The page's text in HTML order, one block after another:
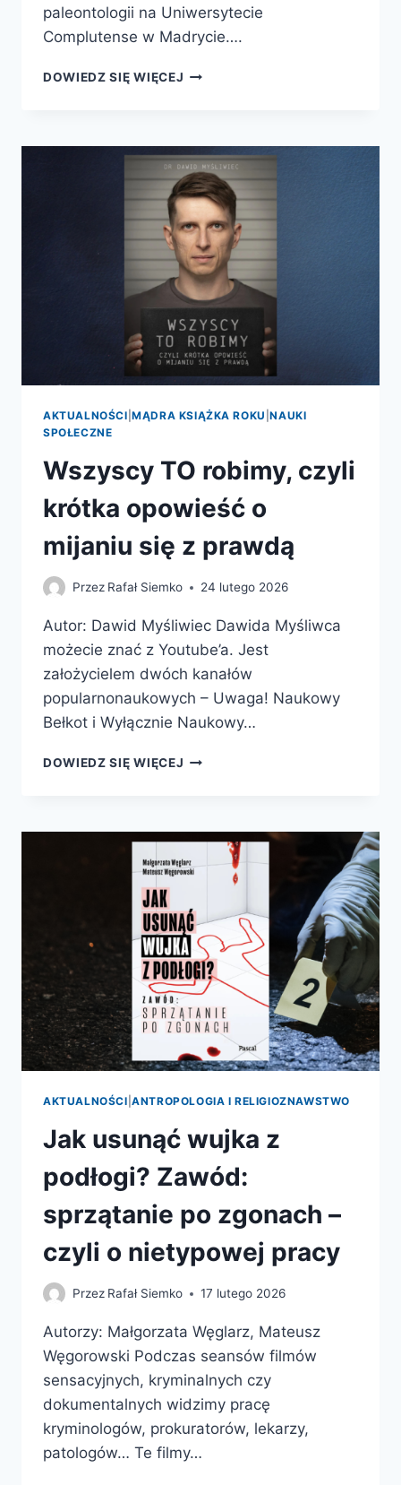
paleontologii na Uniwersytecie
Complutense w Madrycie….
DOWIEDZ SIĘ WIĘCEJ CIAŁO.
LAT
EWOLUCJI
AKTUALNOŚCI |MĄDRA KSIĄŻKA ROKU |NAUKI
SPOŁECZNE
Wszyscy TO robimy, czyli
krótka opowieść o
mijaniu się z prawdą
Przez Rafał Siemko 24 lutego 2026
Autor: Dawid Myśliwiec Dawida Myśliwca
możecie znać z Youtube’a. Jest
założycielem dwóch kanałów
popularnonaukowych – Uwaga! Naukowy
Bełkot i Wyłącznie Naukowy…
DOWIEDZ SIĘ WIĘCEJ WSZYSCY
KRÓTKA
OPOWIEŚĆ
O
MIJANIU
SIĘ
Z
PRAWDĄ
AKTUALNOŚCI |ANTROPOLOGIA I RELIGIOZNAWSTWO
Jak usunąć wujka z
podłogi? Zawód:
sprzątanie po zgonach –
czyli o nietypowej pracy
Przez Rafał Siemko 17 lutego 2026
Autorzy: Małgorzata Węglarz, Mateusz
Węgorowski Podczas seansów filmów
sensacyjnych, kryminalnych czy
dokumentalnych widzimy pracę
kryminologów, prokuratorów, lekarzy,
patologów… Te filmy…